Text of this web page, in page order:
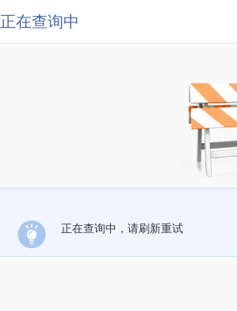
正在查询中
正在查询中，请刷新重试